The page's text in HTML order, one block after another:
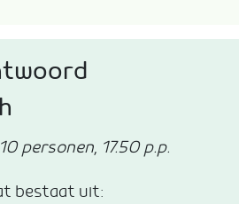
personen, 17.50 p.p.
bestaat uit: